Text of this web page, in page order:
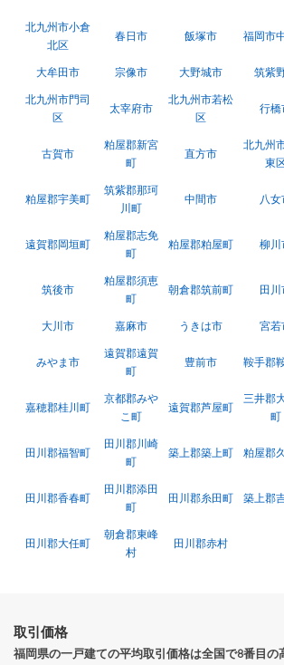
北九州市小倉
北区
春日市 飯塚市 福岡市
大牟田市 宗像市 大野城市 筑紫
北九州市門司
区
太宰府市
北九州市若松
区
行橋
古賀市
粕屋郡新宮
町
直方市
北九州
東
粕屋郡宇美町
筑紫郡那珂
川町
中間市 八女
遠賀郡岡垣町
粕屋郡志免
町
粕屋郡粕屋町 柳川
筑後市
粕屋郡須恵
町
朝倉郡筑前町 田川
大川市 嘉麻市 うきは市 宮若
みやま市
遠賀郡遠賀
町
豊前市 鞍手郡
嘉穂郡桂川町
京都郡みや
こ町
遠賀郡芦屋町
三井郡
町
田川郡福智町
田川郡川崎
町
築上郡築上町 粕屋郡
田川郡香春町
田川郡添田
町
田川郡糸田町 築上郡
田川郡大任町
朝倉郡東峰
村
田川郡赤村
取引価格
福岡県の一戸建ての平均取引価格は全国で8番目の